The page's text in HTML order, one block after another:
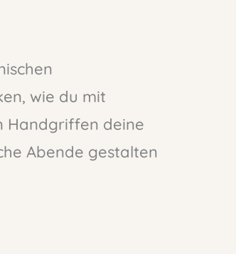
wie du mit
Handgriffen deine
Abende gestalten